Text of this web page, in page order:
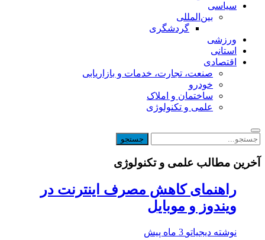
سیاسی
بین‌المللی
گردشگری
ورزشی
استانی
اقتصادی
صنعت، تجارت، خدمات و بازاریابی
خودرو
ساختمان و املاک
علمی و تکنولوژی
آخرین مطالب علمی و تکنولوژی
راهنمای کاهش مصرف اینترنت در
ویندوز و موبایل
نوشته دیجیاتو 3 ماه پیش